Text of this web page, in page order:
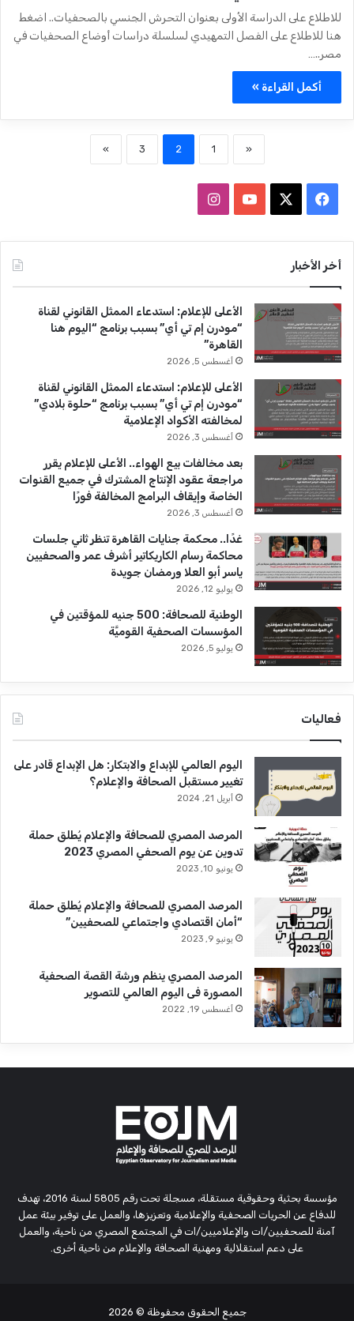
للاطلاع على الدراسة الأولى بعنوان التحرش الجنسي بالصحفيات.. اضغط
هنا للاطلاع على الفصل التمهيدي لسلسلة دراسات أوضاع الصحفيات في
مصر..…
أكمل القراءة »
«
1
2
3
»
س
ب
و
ك
u
T
u
b
e
ت
ق
ا
م
أخر الأخبار
الأعلى للإعلام: استدعاء الممثل القانوني لقناة
“مودرن إم تي أي” بسبب برنامج “اليوم هنا
القاهرة”
أغسطس 5, 2026
الأعلى للإعلام: استدعاء الممثل القانوني لقناة
“مودرن إم تي أي” بسبب برنامج “حلوة بلادي”
لمخالفته الأكواد الإعلامية
أغسطس 3, 2026
بعد مخالفات بيع الهواء.. الأعلى للإعلام يقرر
مراجعة عقود الإنتاج المشترك في جميع القنوات
الخاصة وإيقاف البرامج المخالفة فورًا
أغسطس 3, 2026
غدًا.. محكمة جنايات القاهرة تنظر ثاني جلسات
محاكمة رسام الكاريكاتير أشرف عمر والصحفيين
ياسر أبو العلا ورمضان جويدة
يوليو 12, 2026
الوطنية للصحافة: 500 جنيه للمؤقتين في
المؤسسات الصحفية القوميَّة
يوليو 5, 2026
فعاليات
اليوم العالمي للإبداع والابتكار: هل الإبداع قادر على
تغيير مستقبل الصحافة والإعلام؟
أبريل 21, 2024
المرصد المصري للصحافة والإعلام يُطلق حملة
تدوين عن يوم الصحفي المصري 2023
يونيو 10, 2023
المرصد المصري للصحافة والإعلام يُطلق حملة
“أمان اقتصادي واجتماعي للصحفيين”
يونيو 9, 2023
المرصد المصري ينظم ورشة القصة الصحفية
المصورة فى اليوم العالمي للتصوير
أغسطس 19, 2022
مؤسسة بحثية وحقوقية مستقلة، مسجلة تحت رقم 5805 لسنة 2016، تهدف
للدفاع عن الحريات الصحفية والإعلامية وتعزيزها، والعمل على توفير بيئة عمل
آمنة للصحفيين/ات والإعلاميين/ات في المجتمع المصري من ناحية، والعمل
على دعم استقلالية ومهنية الصحافة والإعلام من ناحية أخرى.
جميع الحقوق محفوظة © 2026